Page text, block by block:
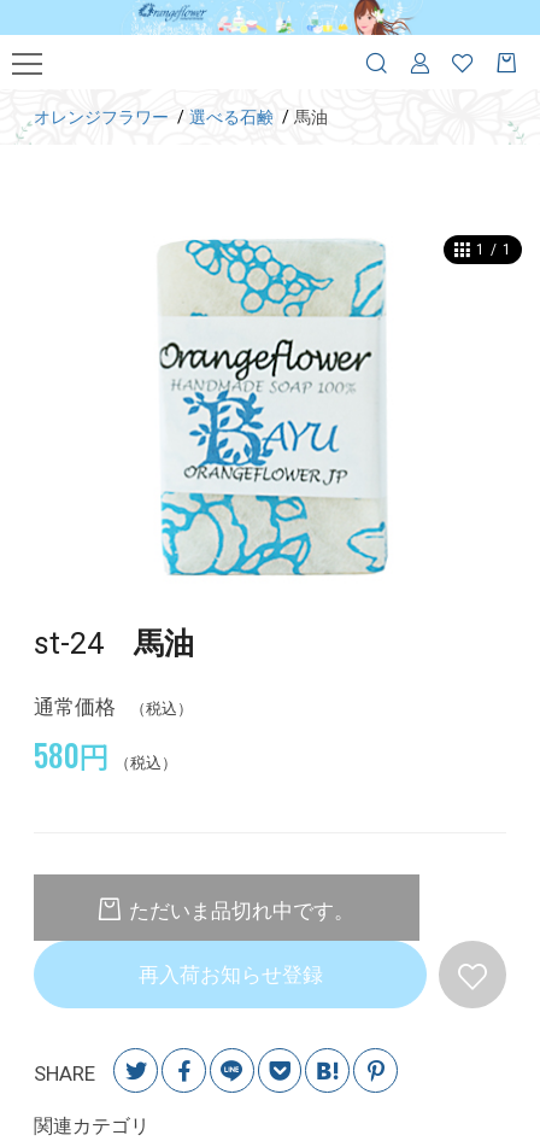
オレンジフラワー 選べる石鹸 馬油
1 / 1
st-24 馬油
通常価格 （税込）
580円 （税込）
ただいま品切れ中です。
再入荷お知らせ登録
SHARE
関連カテゴリ